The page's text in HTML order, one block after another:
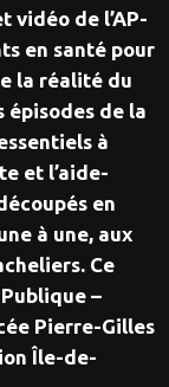
vidéo de l’AP-
en santé pour
la réalité du
épisodes de la
à
et l’aide-
en
à une, aux
Ce
–
Pierre-Gilles
Île-de-